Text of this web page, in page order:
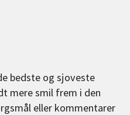
bedste og sjoveste
mere smil frem i den
eller kommentarer